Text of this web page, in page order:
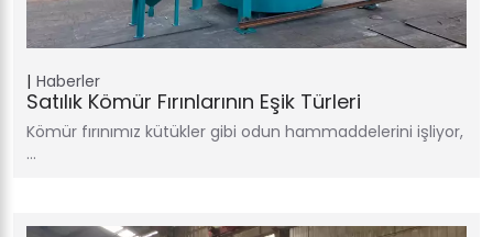
Haberler
Satılık Kömür Fırınlarının Eşik Türleri
Kömür fırınımız kütükler gibi odun hammaddelerini işliyor,
…